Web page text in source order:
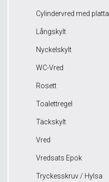
Cylindervred med platta
Långskylt
Nyckelskylt
WC-Vred
Rosett
Toalettregel
Täckskylt
Vred
Vredsats Epok
Tryckesskruv / Hylsa